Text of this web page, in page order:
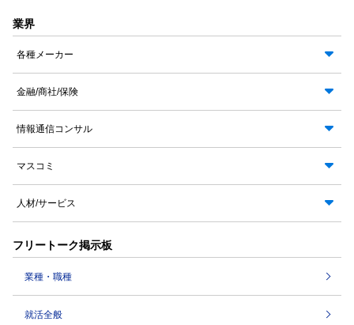
業界
各種メーカー
金融/商社/保険
情報通信コンサル
マスコミ
人材/サービス
フリートーク掲示板
業種・職種
就活全般